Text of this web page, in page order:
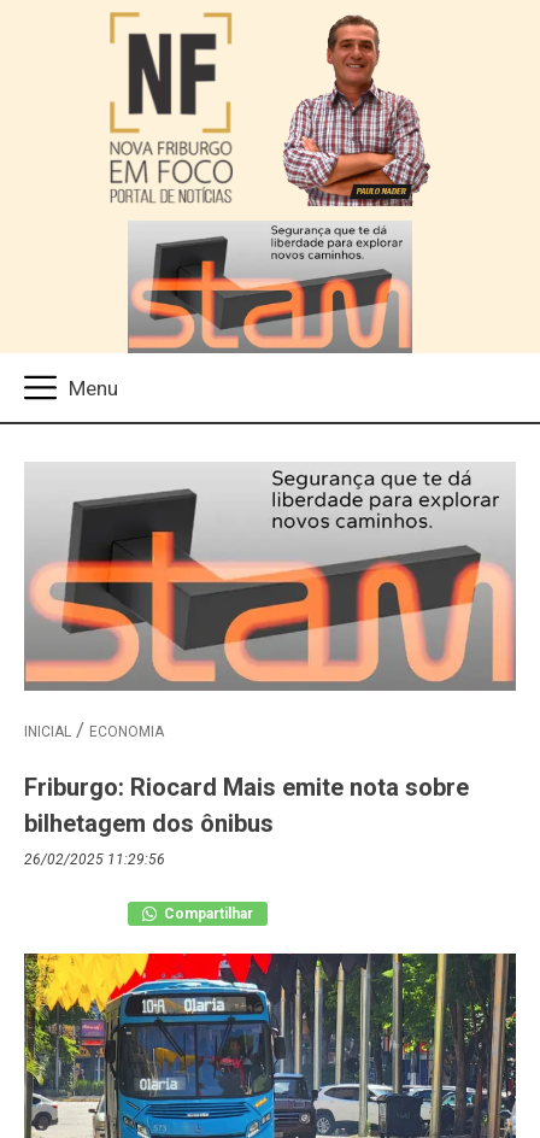
INICIAL ECONOMIA
Friburgo: Riocard Mais emite nota sobre
bilhetagem dos ônibus
26/02/2025 11:29:56
Compartilhar